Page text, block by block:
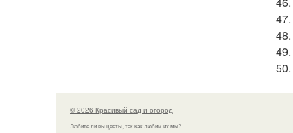
47.
48.
49.
50.
© 2026 Красивый сад и огород
Любите ли вы цветы, так как любим их мы?